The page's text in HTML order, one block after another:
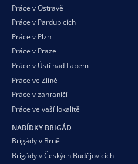
Práce v Ostravě
Práce v Pardubicích
Práce v Plzni
Práce v Praze
Práce v Ústí nad Labem
Práce ve Zlíně
Práce v zahraničí
Práce ve vaší lokalitě
NABÍDKY BRIGÁD
Brigády v Brně
Brigády v Českých Budějovicích